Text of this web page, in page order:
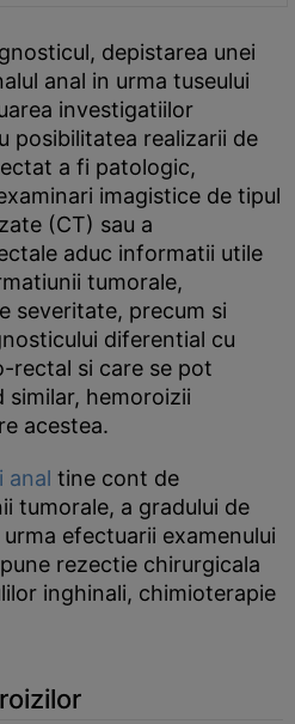
depistarea unei
anal in urma tuseului
investigatiilor
posibilitatea realizarii de
a fi patologic,
imagistice de tipul
(CT) sau a
aduc informatii utile
tumorale,
severitate, precum si
diferential cu
rectal si care se pot
similar, hemoroizii
acestea.
anal tine cont de
tumorale, a gradului de
efectuarii examenului
rezectie chirurgicala
inghinali, chimioterapie